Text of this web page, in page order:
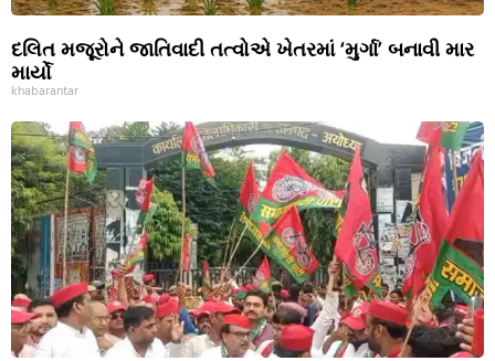
દલિત મજૂરોને જાતિવાદી તત્વોએ ખેતરમાં ‘મુર્ગા’ બનાવી માર
માર્યો
khabarantar